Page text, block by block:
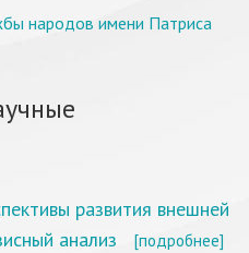
народов имени Патриса
развития внешней
анализ
[подробнее]